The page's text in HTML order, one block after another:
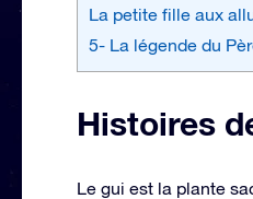
La petite fille aux
5- La légende du
Histoires
Le gui est la plante